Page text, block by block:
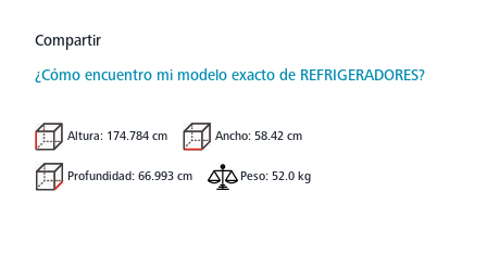
Compartir
¿Cómo encuentro mi modelo exacto de REFRIGERADORES?
Altura: 174.784 cm Ancho: 58.42 cm
Profundidad: 66.993 cm Peso: 52.0 kg